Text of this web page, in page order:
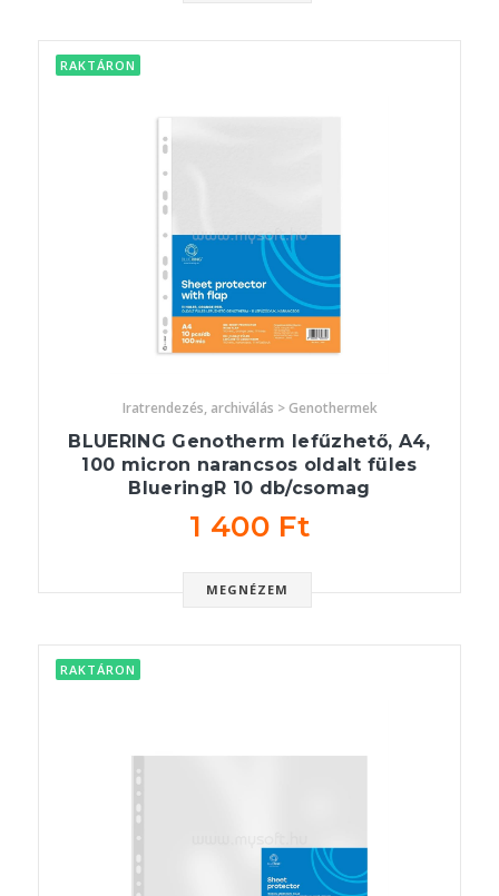
RAKTÁRON
Iratrendezés, archiválás > Genothermek
BLUERING Genotherm lefűzhető, A4,
100 micron narancsos oldalt füles
BlueringR 10 db/csomag
1 400 Ft
MEGNÉZEM
RAKTÁRON